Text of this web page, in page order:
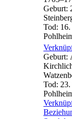
Geburt:
Tod:
Geburt:
Tod: